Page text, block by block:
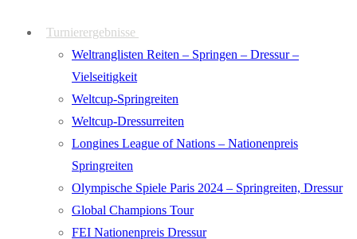
Turnierergebnisse
Weltranglisten Reiten – Springen – Dressur –
Vielseitigkeit
Weltcup-Springreiten
Weltcup-Dressurreiten
Longines League of Nations – Nationenpreis
Springreiten
Olympische Spiele Paris 2024 – Springreiten, Dressur
Global Champions Tour
FEI Nationenpreis Dressur